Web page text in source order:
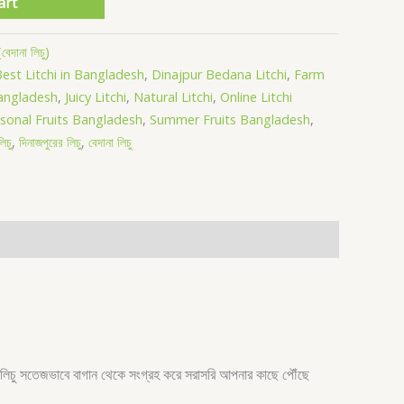
লিচু)
Litchi in Bangladesh, Dinajpur Bedana Litchi, Farm
, Juicy Litchi, Natural Litchi, Online Litchi
Fruits Bangladesh, Summer Fruits Bangladesh,
, দিনাজপুরের লিচু, বেদানা লিচু
সতেজভাবে বাগান থেকে সংগ্রহ করে সরাসরি আপনার কাছে পৌঁছে